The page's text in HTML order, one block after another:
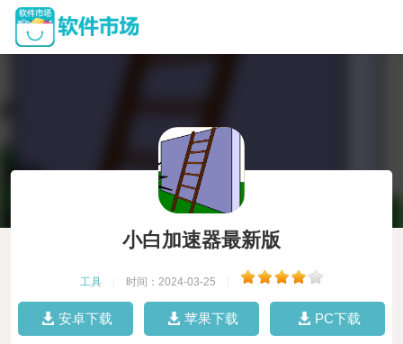
小白加速器最新版
工具 时间：2024-03-25
安卓下载 苹果下载 PC下载